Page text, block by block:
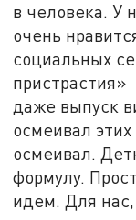
в человека. У
очень
социальных
даже выпуск
осмеивал
осмеивал.
формулу.
идем. Для